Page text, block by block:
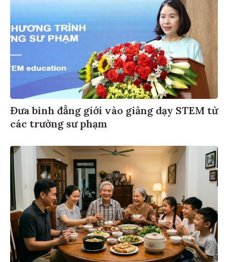
Đưa bình đẳng giới vào giảng dạy STEM từ
các trường sư phạm